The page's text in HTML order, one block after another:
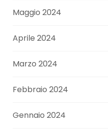
Maggio 2024
Aprile 2024
Marzo 2024
Febbraio 2024
Gennaio 2024